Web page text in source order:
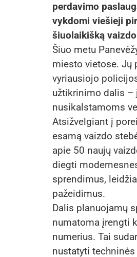
perdavimo
vykdomi viešieji
šiuolaikišką
Šiuo metu
miesto vietose. Jų
vyriausiojo
užtikrinimo dalis –
nusikalstamoms
Atsižvelgiant į
esamą vaizdo
apie 50 naujų
diegti
sprendimus,
pažeidimus.
Dalis planuojamų
numatoma įrengti
numerius. Tai
nustatyti